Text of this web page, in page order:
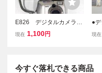
E826 デジタルカメラ
まとめ売り Cannon IXY
ジカメ 動作未確認
現在 1,100円
●
現在
今すぐ落札できる商品